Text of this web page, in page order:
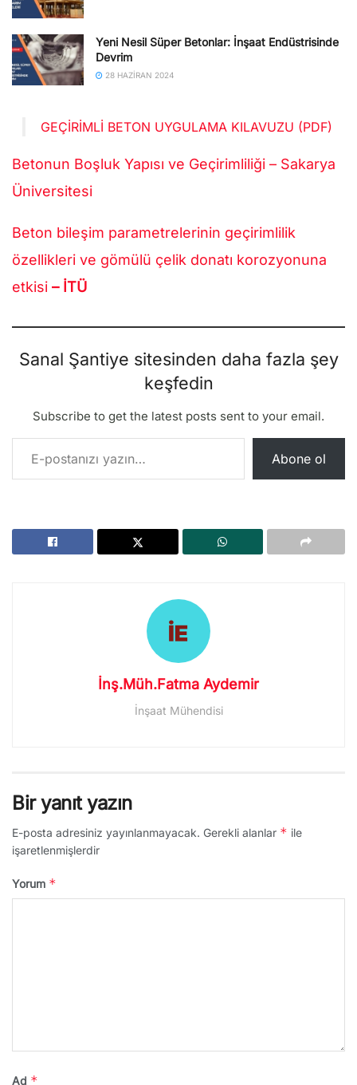
Yeni Nesil Süper Betonlar: İnşaat Endüstrisinde
Devrim
28 HAZIRAN 2024
GEÇIRIMLI BETON UYGULAMA KILAVUZU (PDF)
Betonun Boşluk Yapısı ve Geçirimliliği – Sakarya
Üniversitesi
Beton bileşim parametrelerinin geçirimlilik
özellikleri ve gömülü çelik donatı korozyonuna
etkisi – İTÜ
Sanal Şantiye sitesinden daha fazla şey
keşfedin
Subscribe to get the latest posts sent to your email.
E-postanızı yazın…
Abone ol
İnş.Müh.Fatma Aydemir
İnşaat Mühendisi
Bir yanıt yazın
E-posta adresiniz yayınlanmayacak. Gerekli alanlar * ile
işaretlenmişlerdir
Yorum *
Ad *